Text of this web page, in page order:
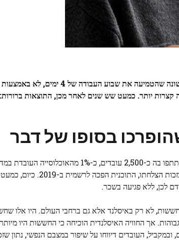
ב-2019, איסלנד משכה תשומת לב עולמית כמדינה
יותר. כמעט שש שנים לאחר מכן, התוצאות
בסופו של דבר
הניסוי באיסלנד התחיל ב-2015, עם תוכנית ניסיונית שהשתתפו
היו לא מעט חששות, לא רק באיסלנד אלא גם ברחבי העולם. היו
אך החוויה האיסלנדית הוכיחה כי החששות היו
העובדים דיווחו על שיפור במצבם הנפשי, נתון